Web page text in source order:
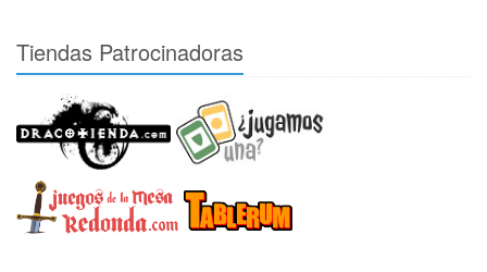
Tiendas Patrocinadoras